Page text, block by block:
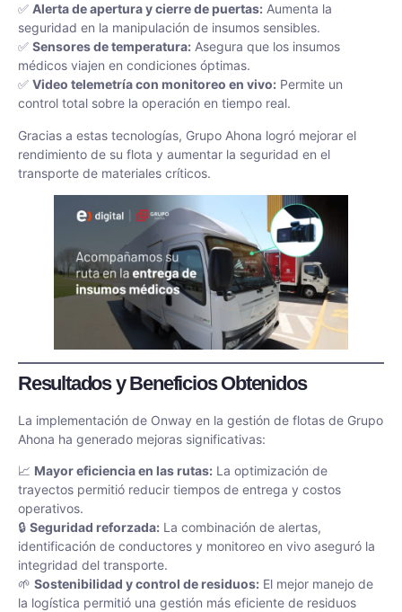
✅ Alerta de apertura y cierre de puertas: Aumenta la
seguridad en la manipulación de insumos sensibles.
✅ Sensores de temperatura: Asegura que los insumos
médicos viajen en condiciones óptimas.
✅ Video telemetría con monitoreo en vivo: Permite un
control total sobre la operación en tiempo real.
Gracias a estas tecnologías, Grupo Ahona logró mejorar el
rendimiento de su flota y aumentar la seguridad en el
transporte de materiales críticos.
Resultados y Beneficios Obtenidos
La implementación de Onway en la gestión de flotas de Grupo
Ahona ha generado mejoras significativas:
📈 Mayor eficiencia en las rutas: La optimización de
trayectos permitió reducir tiempos de entrega y costos
operativos.
🔒 Seguridad reforzada: La combinación de alertas,
identificación de conductores y monitoreo en vivo aseguró la
integridad del transporte.
🌱 Sostenibilidad y control de residuos: El mejor manejo de
la logística permitió una gestión más eficiente de residuos